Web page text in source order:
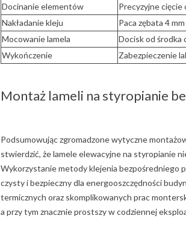
Docinanie elementów
Precyzyjne cięcie
Nakładanie kleju
Paca zębata 4
Mocowanie lamela
Docisk od środka
Wykończenie
Zabezpieczenie
Montaż lameli na styropianie
Podsumowując zgromadzone wytyczne
stwierdzić, że lamele elewacyjne na styropianie
Wykorzystanie metody klejenia bezpośredniego
czysty i bezpieczny dla energooszczędności
termicznych oraz skomplikowanych prac
a przy tym znacznie prostszy w codziennej